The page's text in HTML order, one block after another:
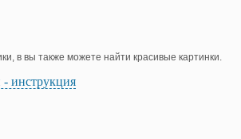
в вы также можете найти красивые картинки.
- инструкция